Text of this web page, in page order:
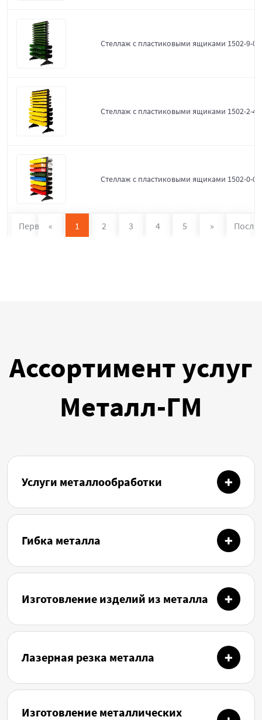
Стеллаж с пластиковыми ящиками 1502-9-0-
Стеллаж с пластиковыми ящиками 1502-2-4-
Стеллаж с пластиковыми ящиками 1502-0-0-
Первая « 1 2 3 4 5 »
Ассортимент услуг
Металл-ГМ
Услуги металлообработки
Гибка металла
Изготовление изделий из металла
Лазерная резка металла
Изготовление металлических